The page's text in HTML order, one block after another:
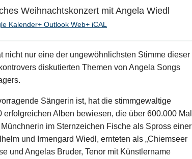
Weihnachtskonzert mit Angela Wiedl
Kalender+ Outlook Web+ iCAL
nicht nur eine der ungewöhnlichsten Stimme dieser
diskutierten Themen von Angela Songs
Sängerin ist, hat die stimmgewaltige
Alben bewiesen, die über 600.000 Mal
im Sternzeichen Fische als Spross einer
und Irmengard Wiedl, ernteten als „Chiemseer
und Angelas Bruder, Tenor mit Künstlername